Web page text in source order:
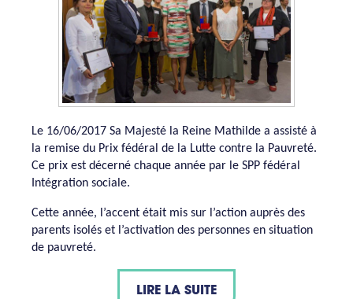
Le 16/06/2017 Sa Majesté la Reine Mathilde a assisté à
la remise du Prix fédéral de la Lutte contre la Pauvreté.
Ce prix est décerné chaque année par le SPP fédéral
Intégration sociale.
Cette année, l’accent était mis sur l’action auprès des
parents isolés et l’activation des personnes en situation
de pauvreté.
LIRE LA SUITE